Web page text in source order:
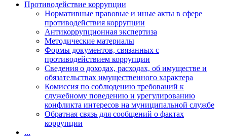
Противодействие коррупции
Нормативные правовые и иные акты в сфере
противодействия коррупции
Антикоррупционная экспертиза
Методические материалы
Формы документов, связанных с
противодействием коррупции
Сведения о доходах, расходах, об имуществе и
обязательствах имущественного характера
Комиссия по соблюдению требований к
служебному поведению и урегулированию
конфликта интересов на муниципальной службе
Обратная связь для сообщений о фактах
коррупции
...